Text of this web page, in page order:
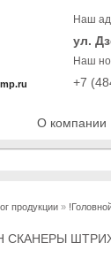
О компании
Наш
ул.
Наш
+7
продукции »
СКАНЕРЫ